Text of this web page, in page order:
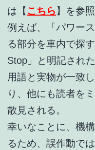
は【 こちら 】を参照
例えば、「パワー
る部分を車内で探
Stop」と明記され
用語と実物が一致
り、他にも読者を
散見される。
幸いなことに、機
るため、誤作動で